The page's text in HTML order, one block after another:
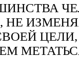
ЦЕЛИ,